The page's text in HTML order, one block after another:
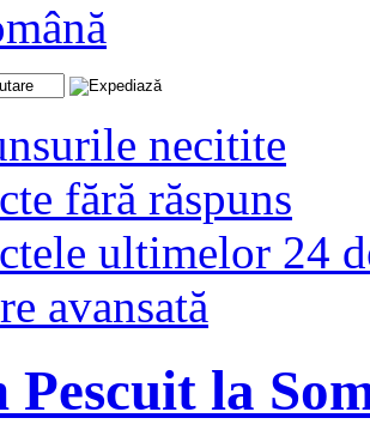
necitite
fără răspuns
ultimelor 24
avansată
la